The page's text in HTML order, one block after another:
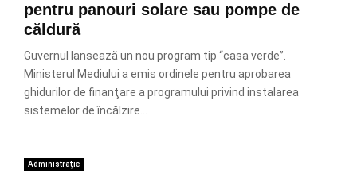
pentru panouri solare sau pompe de
căldură
Guvernul lansează un nou program tip “casa verde”.
Ministerul Mediului a emis ordinele pentru aprobarea
ghidurilor de finanţare a programului privind instalarea
sistemelor de încălzire...
Administrație